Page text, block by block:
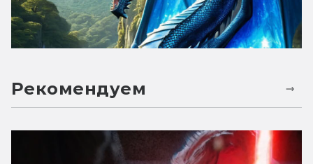
Рекомендуем